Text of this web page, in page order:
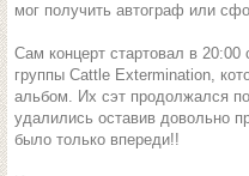
мог получить автограф или
Сам концерт стартовал в
группы Cattle Extermination,
альбом. Их сэт продолжался
удалились оставив довольно
было только впереди!!